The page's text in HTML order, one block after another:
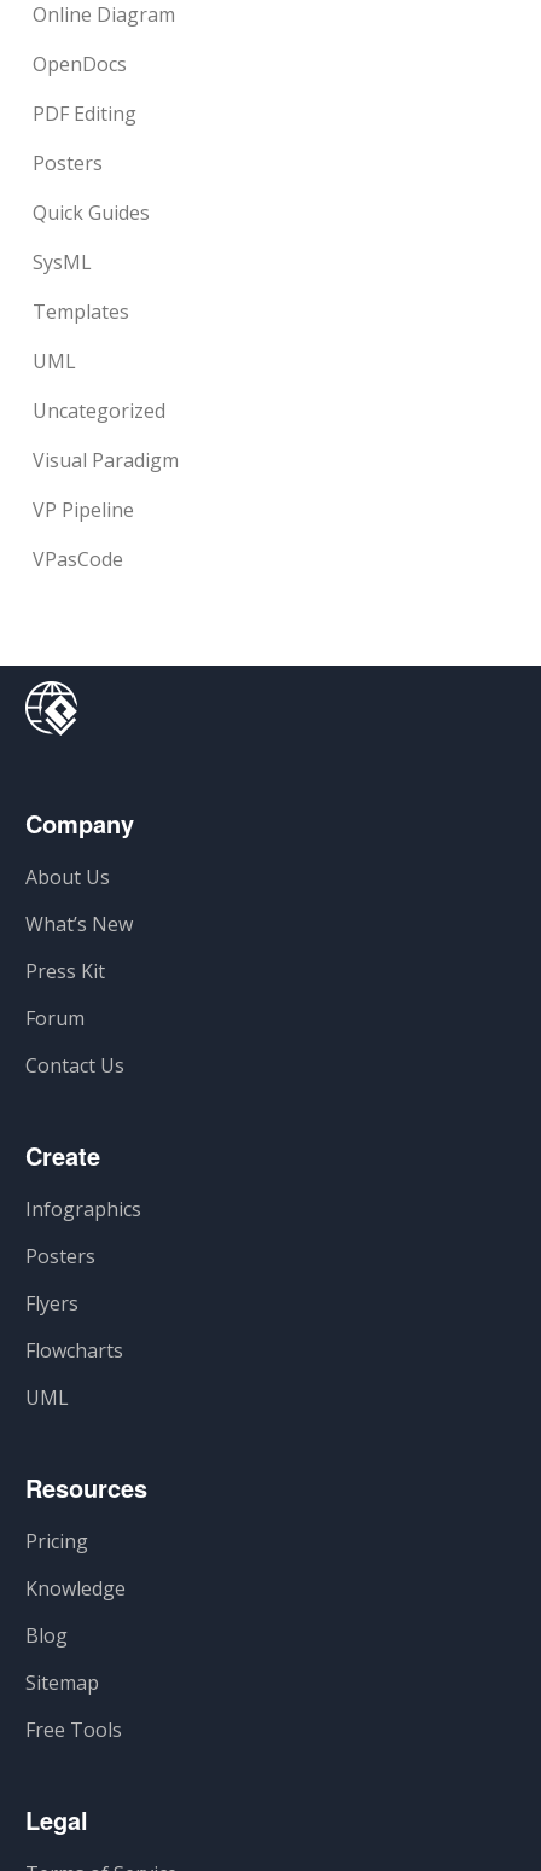
Online Diagram
OpenDocs
PDF Editing
Posters
Quick Guides
SysML
Templates
UML
Uncategorized
Visual Paradigm
VP Pipeline
VPasCode
Company
About Us
What’s New
Press Kit
Forum
Contact Us
Create
Infographics
Posters
Flyers
Flowcharts
UML
Resources
Pricing
Knowledge
Blog
Sitemap
Free Tools
Legal